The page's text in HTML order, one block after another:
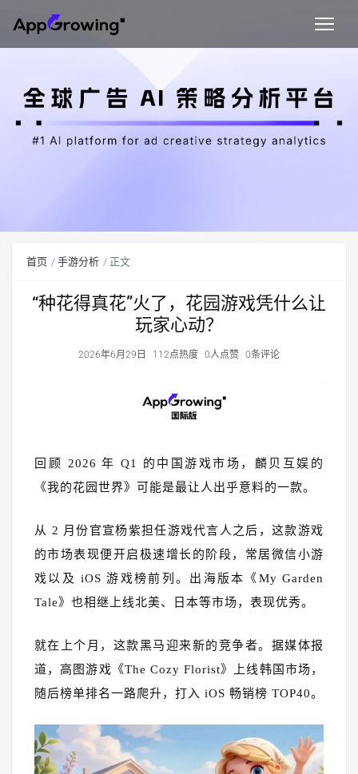
首页 手游分析 正文
“种花得真花”火了，花园游戏凭什么让
玩家心动？
2026年6月29日 112点热度 0人点赞 0条评论
回顾 2026 年 Q1 的中国游戏市场，麟贝互娱的
《我的花园世界》可能是最让人出乎意料的一款。
从 2 月份官宣杨紫担任游戏代言人之后，这款游戏
的市场表现便开启极速增长的阶段，常居微信小游
戏以及 iOS 游戏榜前列。出海版本《My Garden
Tale》也相继上线北美、日本等市场，表现优秀。
就在上个月，这款黑马迎来新的竞争者。据媒体报
道，高图游戏《The Cozy Florist》上线韩国市场，
随后榜单排名一路爬升，打入 iOS 畅销榜 TOP40。